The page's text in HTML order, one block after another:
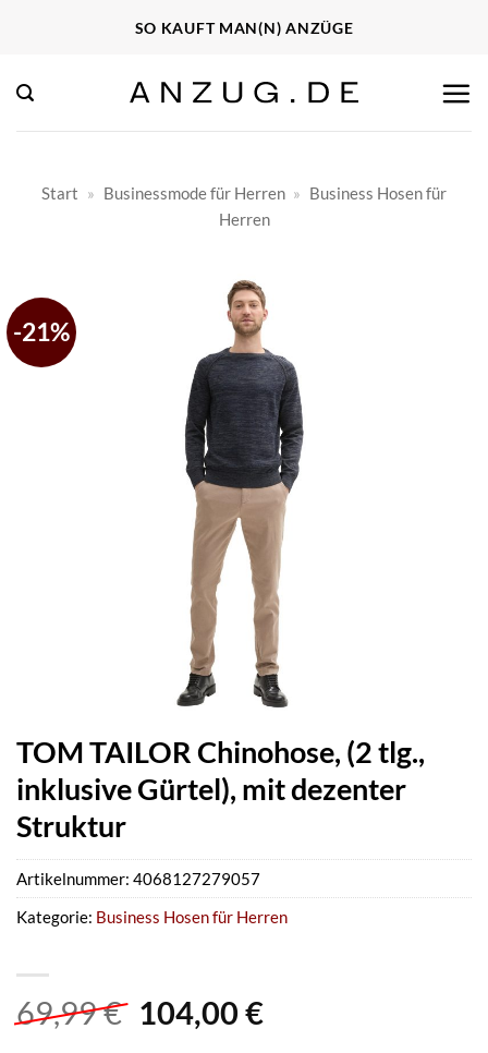
springen
SO KAUFT MAN(N) ANZÜGE
Start » Businessmode für Herren » Business Hosen für
Herren
-21%
TOM TAILOR Chinohose, (2 tlg.,
inklusive Gürtel), mit dezenter
Struktur
69,99€ Ursprünglicher
104,00 €Aktueller
Artikelnummer: 4068127279057
Kategorie: Business Hosen für Herren